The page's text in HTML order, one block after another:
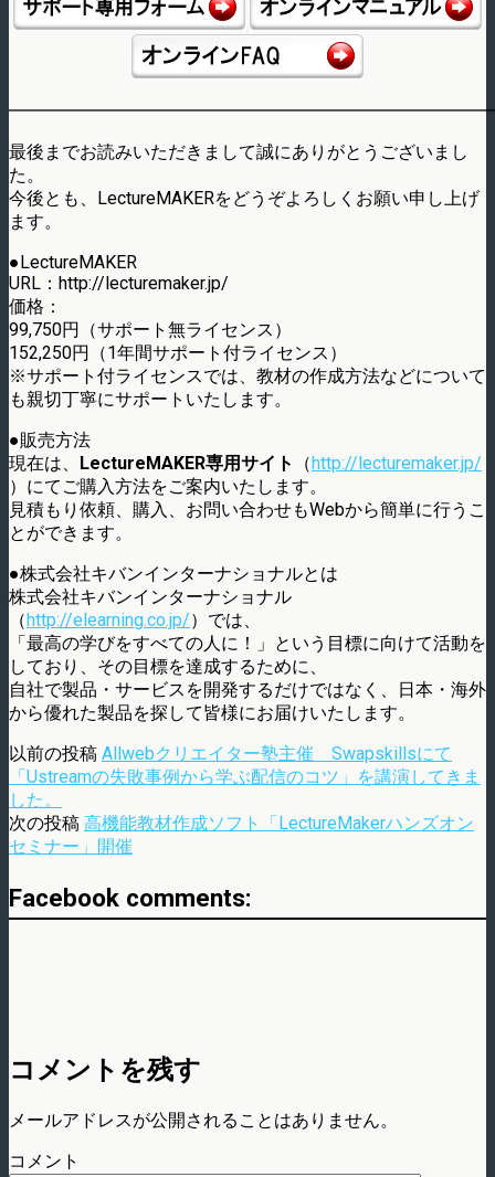
最後までお読みいただきまして誠にありがとうございまし
た。
今後とも、LectureMAKERをどうぞよろしくお願い申し上げ
ます。
●LectureMAKER
URL：http://lecturemaker.jp/
価格：
99,750円（サポート無ライセンス）
152,250円（1年間サポート付ライセンス）
※サポート付ライセンスでは、教材の作成方法などについて
も親切丁寧にサポートいたします。
●販売方法
現在は、 LectureMAKER専用サイト （http://lecturemaker.jp/
）にてご購入方法をご案内いたします。
見積もり依頼、購入、お問い合わせもWebから簡単に行うこ
とができます。
●株式会社キバンインターナショナルとは
株式会社キバンインターナショナル
（http://elearning.co.jp/）では、
「最高の学びをすべての人に！」という目標に向けて活動を
しており、その目標を達成するために、
自社で製品・サービスを開発するだけではなく、日本・海外
から優れた製品を探して皆様にお届けいたします。
以前の投稿 Allwebクリエイター塾主催 Swapskillsにて
「Ustreamの失敗事例から学ぶ配信のコツ」を講演してきま
した。
次の投稿 高機能教材作成ソフト「LectureMakerハンズオン
セミナー」開催
Facebook comments:
コメントを残す
メールアドレスが公開されることはありません。
コメント